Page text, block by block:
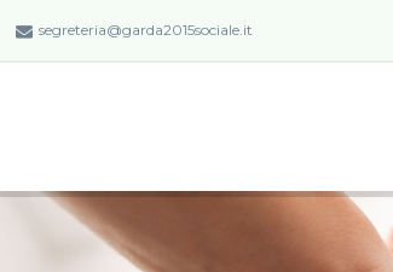
segreteria@garda2015sociale.it